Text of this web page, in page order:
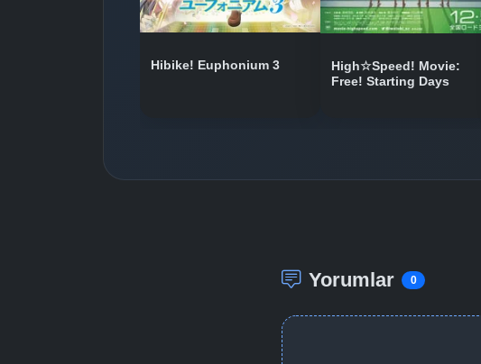
Hibike! Euphonium 3
High☆Speed! Movie:
Free! Starting Days
Yorumlar 0